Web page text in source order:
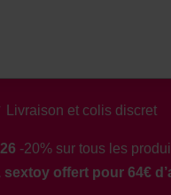
Livraison et colis discret
-20% sur tous les
sextoy offert pour 64€